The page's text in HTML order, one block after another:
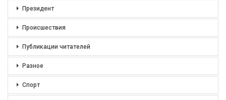
Президент
Происшествия
Публикации читателей
Разное
Спорт